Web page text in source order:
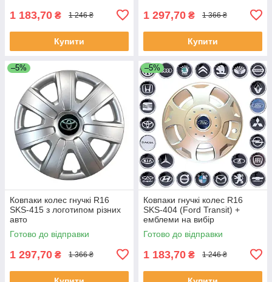
1 183,70 ₴ 1 246 ₴
Купити
1 297,70 ₴ 1 366 ₴
Купити
–5%
Ковпаки колес гнучкі R16
SKS-415 з логотипом різних
авто
Готово до відправки
1 297,70 ₴ 1 366 ₴
–5%
Ковпаки гнучкі колес R16
SKS-404 (Ford Transit) +
емблеми на вибір
Готово до відправки
1 183,70 ₴ 1 246 ₴